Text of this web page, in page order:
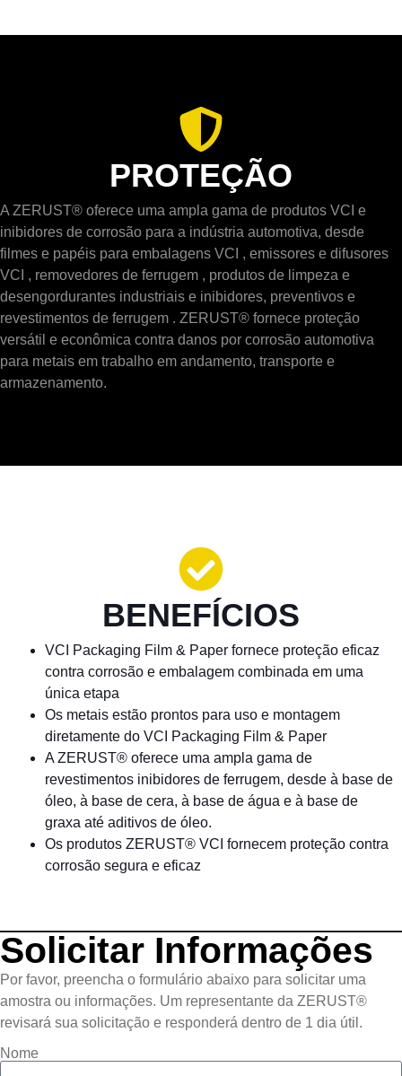
PROTEÇÃO
A ZERUST® oferece uma ampla gama de produtos VCI e
inibidores de corrosão para a indústria automotiva, desde
filmes e papéis para embalagens VCI , emissores e difusores
VCI , removedores de ferrugem , produtos de limpeza e
desengordurantes industriais e inibidores, preventivos e
revestimentos de ferrugem . ZERUST® fornece proteção
versátil e econômica contra danos por corrosão automotiva
para metais em trabalho em andamento, transporte e
armazenamento.
BENEFÍCIOS
VCI Packaging Film & Paper fornece proteção eficaz
contra corrosão e embalagem combinada em uma
única etapa
Os metais estão prontos para uso e montagem
diretamente do VCI Packaging Film & Paper
A ZERUST® oferece uma ampla gama de
revestimentos inibidores de ferrugem, desde à base de
óleo, à base de cera, à base de água e à base de
graxa até aditivos de óleo.
Os produtos ZERUST® VCI fornecem proteção contra
corrosão segura e eficaz
Solicitar Informações
Por favor, preencha o formulário abaixo para solicitar uma
amostra ou informações. Um representante da ZERUST®
revisará sua solicitação e responderá dentro de 1 dia útil.
Nome